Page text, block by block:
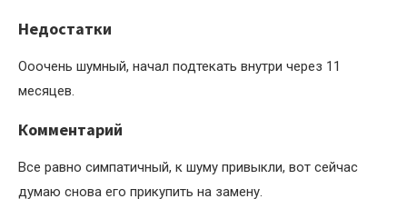
Недостатки
Ооочень шумный, начал подтекать внутри через 11
месяцев.
Комментарий
Все равно симпатичный, к шуму привыкли, вот сейчас
думаю снова его прикупить на замену.